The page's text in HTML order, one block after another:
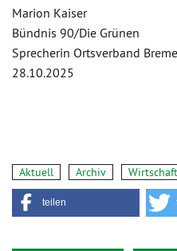
Marion Kaiser
Bündnis 90/Die Grünen
Sprecherin Ortsverband
28.10.2025
Aktuell Archiv Wirtschaft
teilen